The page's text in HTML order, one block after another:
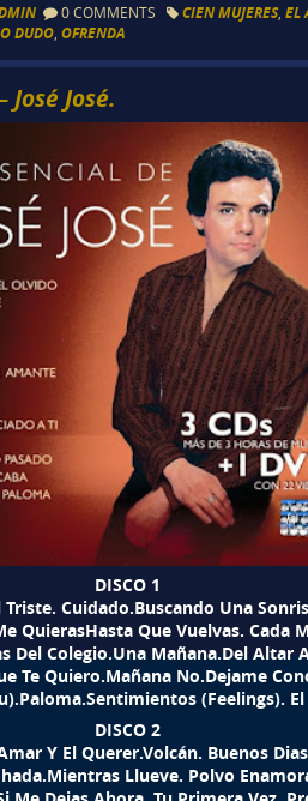
0 COMMENTS CIEN MUJERES,EL
DUDO ,OFRENDA
José.
DISCO 1
Cuidado.Buscando Una
QuierasHasta Que Vuelvas. Cada
Del Colegio.Una Mañana.Del Altar
Te Quiero.Mañana No.Dejame
(Feelings).
DISCO 2
Y El Querer.Volcán. Buenos
Llueve. Polvo